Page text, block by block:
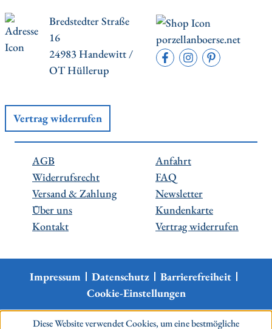
Bredstedter Straße
16
24983 Handewitt /
OT Hüllerup
porzellanboerse.net
Vertrag widerrufen
AGB
Widerrufsrecht
Versand & Zahlung
Über uns
Kontakt
Anfahrt
FAQ
Newsletter
Kundenkarte
Vertrag widerrufen
Impressum Datenschutz
Barrierefreiheit
Cookie-Einstellungen
Diese Website verwendet Cookies, um eine bestmögliche